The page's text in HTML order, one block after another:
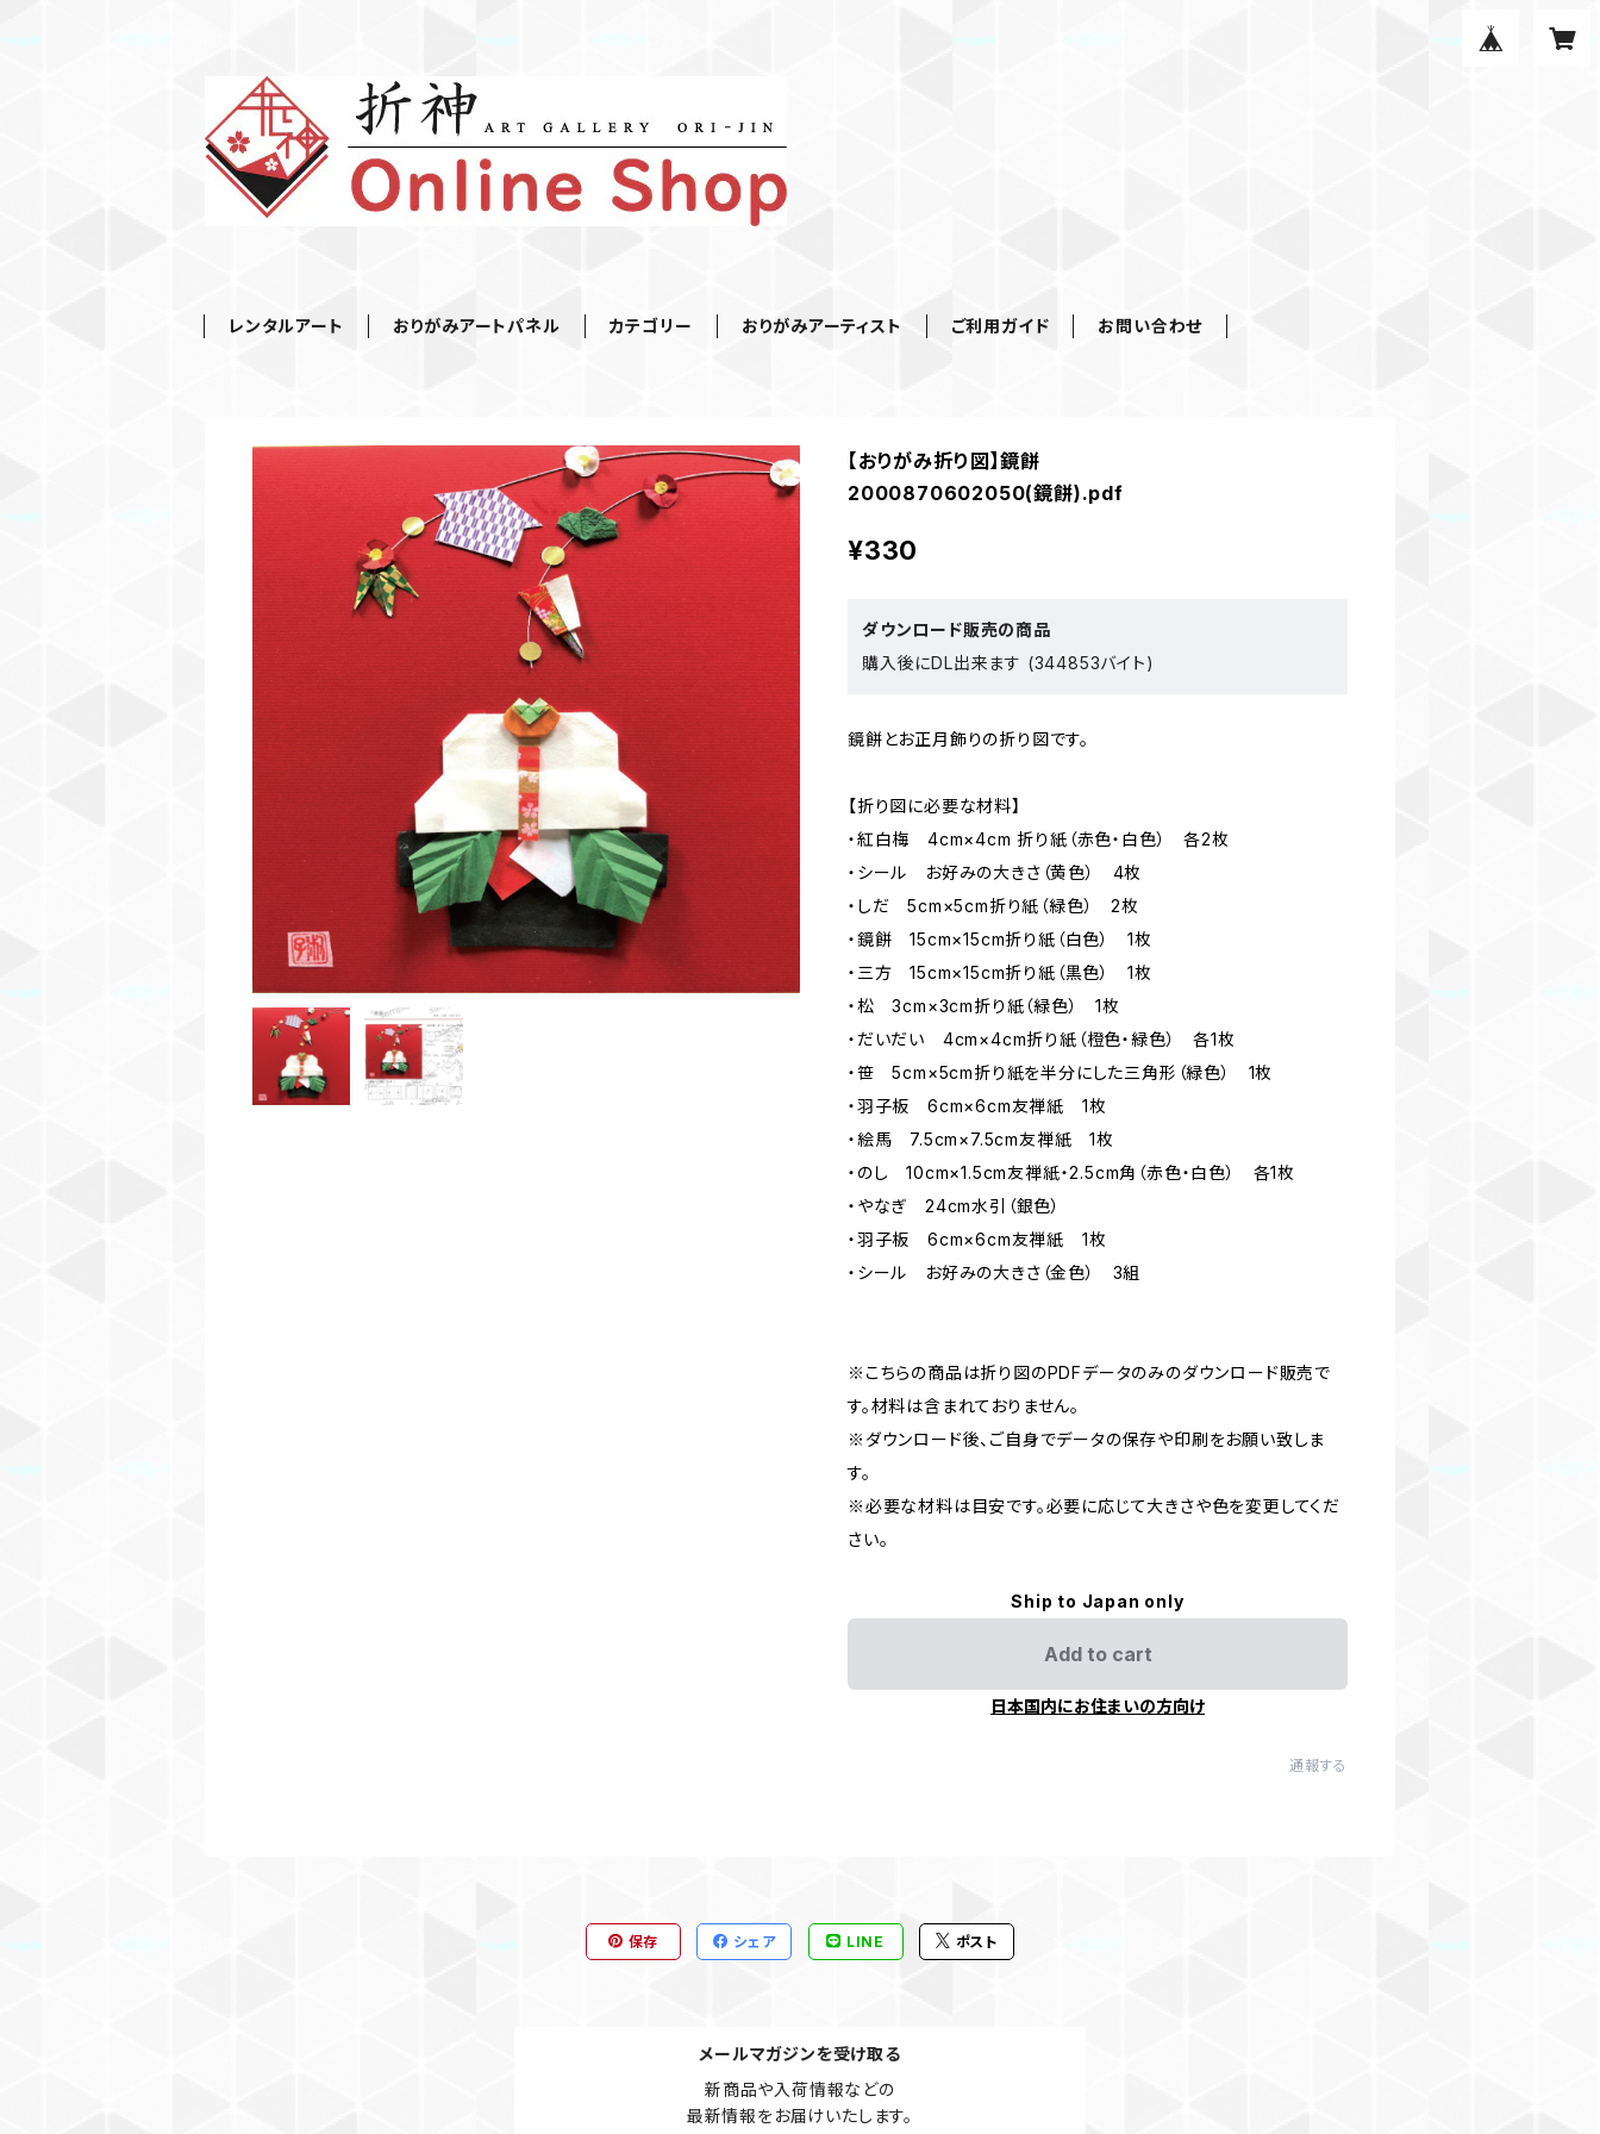
レンタルアート おりがみアートパネル カテゴリー おりがみアーティスト ご利用ガイド お問い合わせ
【おりがみ折り図】鏡餅
2000870602050(鏡餅).pdf
¥330
ダウンロード販売の商品
購入後にDL出来ます (344853バイト)
鏡餅とお正月飾りの折り図です。
【折り図に必要な材料】
・紅白梅 4cm×4cm 折り紙（赤色・白色） 各2枚
・シール お好みの大きさ（黄色） 4枚
・しだ 5cm×5cm折り紙（緑色） 2枚
・鏡餅 15cm×15cm折り紙（白色） 1枚
・三方 15cm×15cm折り紙（黒色） 1枚
・松 3cm×3cm折り紙（緑色） 1枚
・だいだい 4cm×4cm折り紙（橙色・緑色） 各1枚
・笹 5cm×5cm折り紙を半分にした三角形（緑色） 1枚
・羽子板 6cm×6cm友禅紙 1枚
・絵馬 7.5cm×7.5cm友禅紙 1枚
・のし 10cm×1.5cm友禅紙・2.5cm角（赤色・白色） 各1枚
・やなぎ 24cm水引（銀色）
・羽子板 6cm×6cm友禅紙 1枚
・シール お好みの大きさ（金色） 3組
※こちらの商品は折り図のPDFデータのみのダウンロード販売で
す。材料は含まれておりません。
※ダウンロード後、ご自身でデータの保存や印刷をお願い致しま
す。
※必要な材料は目安です。必要に応じて大きさや色を変更してくだ
さい。
Ship to Japan only
Add to cart
日本国内にお住まいの方向け
通報する
保存 シェア LINE ポスト
メールマガジンを受け取る
新商品や入荷情報などの
最新情報をお届けいたします。